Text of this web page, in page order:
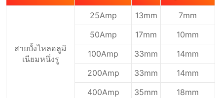
สายบั้งไหลอลูมิ
เนียมหนึ่งรู
25Amp 13mm
7mm
50Amp
17mm
10mm
100Amp
33mm
14mm
200Amp
33mm
14mm
400Amp
35mm 18mm